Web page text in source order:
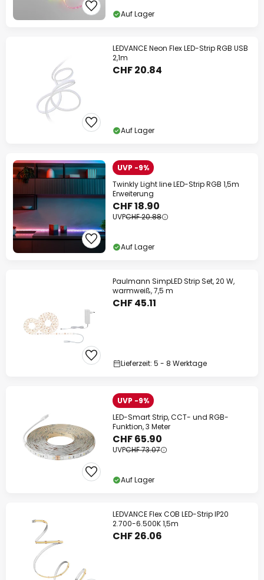
Auf Lager
LEDVANCE Neon Flex LED-Strip RGB USB
2,1m
CHF 20.84
Auf Lager
UVP -9%
Twinkly Light line LED-Strip RGB 1,5m
Erweiterung
CHF 18.90
UVPCHF 20.88
Auf Lager
Paulmann SimpLED Strip Set, 20 W,
warmweiß, 7,5 m
CHF 45.11
Lieferzeit: 5 - 8 Werktage
UVP -9%
LED-Smart Strip, CCT- und RGB-
Funktion, 3 Meter
CHF 65.90
UVPCHF 73.07
Auf Lager
LEDVANCE Flex COB LED-Strip IP20
2.700-6.500K 1,5m
CHF 26.06